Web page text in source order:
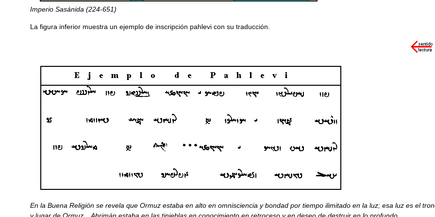
Imperio Sasánida (224-651)
La figura inferior muestra un ejemplo de inscripción pahlevi con su traducción.
En la Buena Religión se revela que Ormuz estaba en alto en omnisciencia y bondad por tiempo ilimitado en la luz; esa luz es el